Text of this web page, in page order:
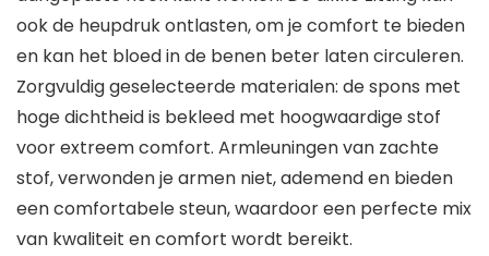
ook de heupdruk ontlasten, om je comfort te bieden
en kan het bloed in de benen beter laten circuleren.
Zorgvuldig geselecteerde materialen: de spons met
hoge dichtheid is bekleed met hoogwaardige stof
voor extreem comfort. Armleuningen van zachte
stof, verwonden je armen niet, ademend en bieden
een comfortabele steun, waardoor een perfecte mix
van kwaliteit en comfort wordt bereikt.